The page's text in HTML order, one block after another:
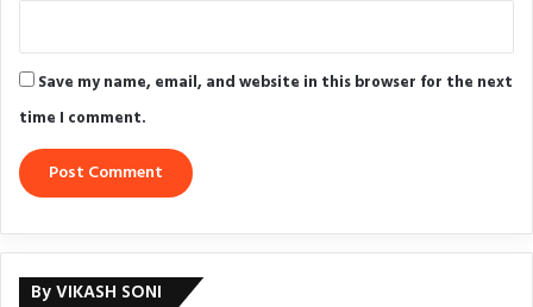
Save my name, email, and website in this browser for the next
time I comment.
By VIKASH SONI